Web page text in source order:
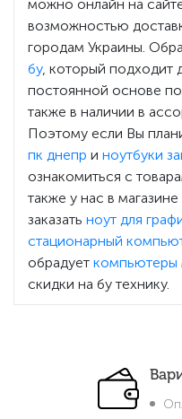
можно онлайн на
возможностью
городам Украины.
бу, который подходит
постоянной основе
также в наличии в
Поэтому если Вы
пк днепр и ноутбуки
ознакомиться с
также у нас в
заказать ноут для
стационарный
обрадует компьютеры
скидки на бу технику.